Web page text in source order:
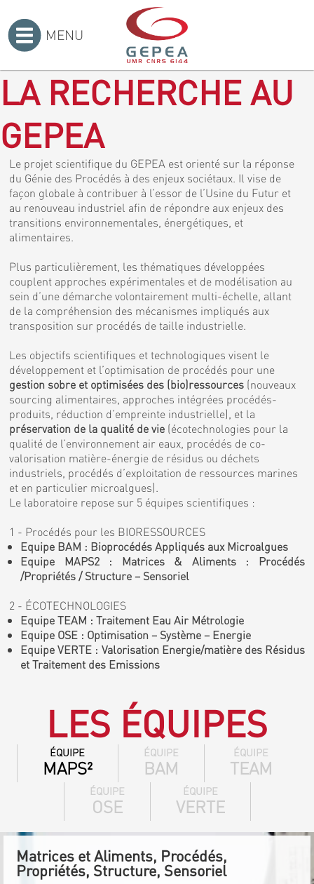
MENU
LA RECHERCHE AU
GEPEA
Le projet scientifique du GEPEA est orienté sur la réponse
du Génie des Procédés à des enjeux sociétaux. Il vise de
façon globale à contribuer à l’essor de l’Usine du Futur et
au renouveau industriel afin de répondre aux enjeux des
transitions environnementales, énergétiques, et
alimentaires.
Plus particulièrement, les thématiques développées
couplent approches expérimentales et de modélisation au
sein d’une démarche volontairement multi-échelle, allant
de la compréhension des mécanismes impliqués aux
transposition sur procédés de taille industrielle.
Les objectifs scientifiques et technologiques visent le
développement et l’optimisation de procédés pour une
gestion sobre et optimisées des (bio)ressources (nouveaux
sourcing alimentaires, approches intégrées procédés-
produits, réduction d’empreinte industrielle), et la
préservation de la qualité de vie (écotechnologies pour la
qualité de l’environnement air eaux, procédés de co-
valorisation matière-énergie de résidus ou déchets
industriels, procédés d’exploitation de ressources marines
et en particulier microalgues).
Le laboratoire repose sur 5 équipes scientifiques :
1 - Procédés pour les BIORESSOURCES
Equipe BAM : Bioprocédés Appliqués aux Microalgues
Equipe MAPS2 : Matrices & Aliments : Procédés
/Propriétés / Structure – Sensoriel
2 - ÉCOTECHNOLOGIES
Equipe TEAM : Traitement Eau Air Métrologie
Equipe OSE : Optimisation – Système – Energie
Equipe VERTE : Valorisation Energie/matière des Résidus
et Traitement des Emissions
LES ÉQUIPES
ÉQUIPE
MAPS²
ÉQUIPE
BAM
ÉQUIPE
TEAM
ÉQUIPE
OSE
ÉQUIPE
VERTE
Matrices et Aliments, Procédés,
Propriétés, Structure, Sensoriel